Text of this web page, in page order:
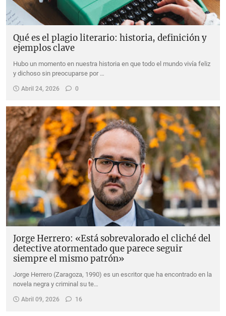
Qué es el plagio literario: historia, definición y
ejemplos clave
Hubo un momento en nuestra historia en que todo el mundo vivía feliz
y dichoso sin preocuparse por …
Abril 24, 2026 0
Jorge Herrero: «Está sobrevalorado el cliché del
detective atormentado que parece seguir
siempre el mismo patrón»
Jorge Herrero (Zaragoza, 1990) es un escritor que ha encontrado en la
novela negra y criminal su te…
Abril 09, 2026 16